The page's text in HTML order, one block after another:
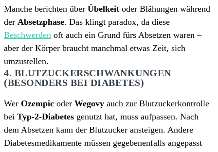
Manche berichten über Übelkeit oder Blähungen während
der Absetzphase. Das klingt paradox, da diese
Beschwerden oft auch ein Grund fürs Absetzen waren –
aber der Körper braucht manchmal etwas Zeit, sich
umzustellen.
4. BLUTZUCKERSCHWANKUNGEN
(BESONDERS BEI DIABETES)
Wer Ozempic oder Wegovy auch zur Blutzuckerkontrolle
bei Typ-2-Diabetes genutzt hat, muss aufpassen. Nach
dem Absetzen kann der Blutzucker ansteigen. Andere
Diabetesmedikamente müssen gegebenenfalls angepasst